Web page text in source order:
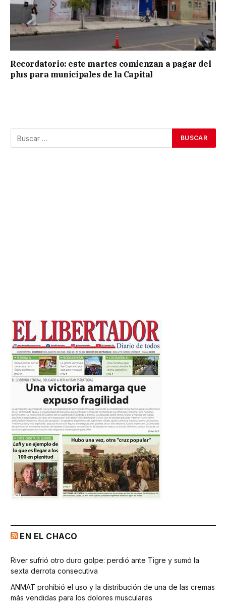
Recordatorio: este martes comienzan a pagar del
plus para municipales de la Capital
EN EL CHACO
River sufrió otro duro golpe: perdió ante Tigre y sumó la
sexta derrota consecutiva
ANMAT prohibió el uso y la distribución de una de las cremas
más vendidas para los dolores musculares